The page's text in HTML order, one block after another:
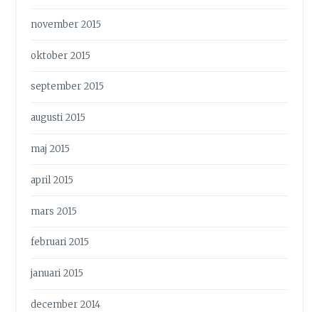
november 2015
oktober 2015
september 2015
augusti 2015
maj 2015
april 2015
mars 2015
februari 2015
januari 2015
december 2014